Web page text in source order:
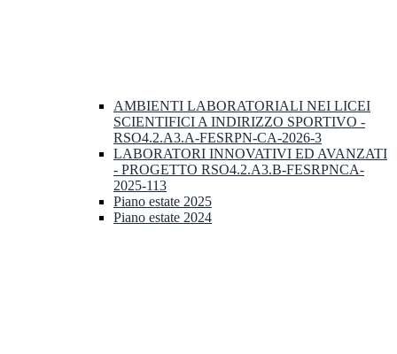
AMBIENTI LABORATORIALI NEI LICEI
SCIENTIFICI A INDIRIZZO SPORTIVO -
RSO4.2.A3.A-FESRPN-CA-2026-3
LABORATORI INNOVATIVI ED AVANZATI
- PROGETTO RSO4.2.A3.B-FESRPNCA-
2025-113
Piano estate 2025
Piano estate 2024